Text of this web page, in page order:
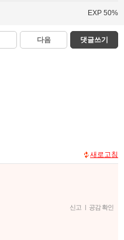
EXP 50%
다음 댓글쓰기
새로고침
신고 | 공감 확인